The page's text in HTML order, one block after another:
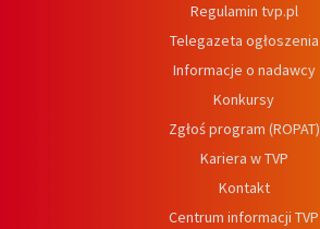
Regulamin tvp.pl
Telegazeta ogłoszenia
Informacje o nadawcy
Konkursy
Zgłoś program (ROPAT)
Kariera w TVP
Kontakt
Centrum informacji TVP